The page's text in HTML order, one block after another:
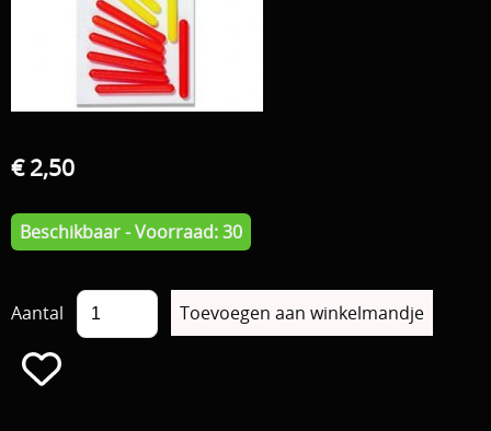
Boten en Belly / alle Benodigdheden
Tenten / Aasvisbewaring / Stoelen / Onthaakmatten /
Per leverancier
Decoratie
Kleding
PROMO materiaal
cadeau bon
2e hands 2e kans
Download area
PARTNERS
You Tube kanaal
€ 2,50
Beschikbaar - Voorraad: 30
Aantal